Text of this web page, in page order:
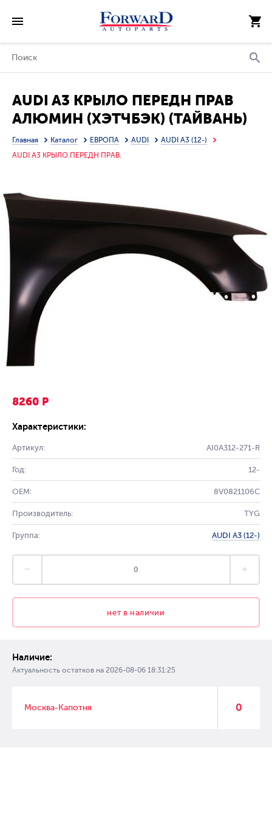
AUDI A3 КРЫЛО ПЕРЕДН ПРАВ
АЛЮМИН (ХЭТЧБЭК) (ТАЙВАНЬ)
Главная Каталог ЕВРОПА AUDI
AUDI A3 (12-)
AUDI A3 КРЫЛО ПЕРЕДН ПРАВ.
8260 Р
Характеристики:
Артикул: AI0A312-271-R
Год: 12-
OEM: 8V0821106C
Производитель: TYG
Группа: AUDI A3 (12-)
нет в наличии
Наличие:
Актуальность остатков на 2026-08-06 18:31:25
Москва-Капотня 0